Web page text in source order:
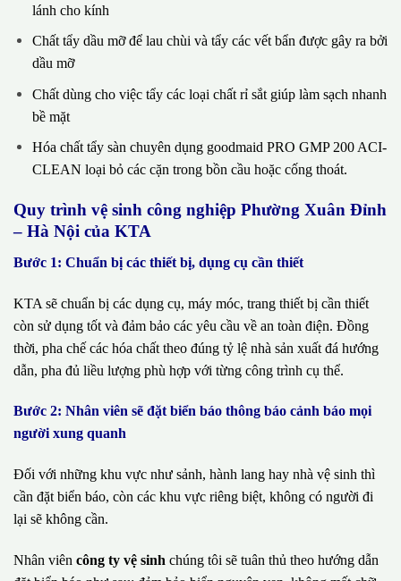
lánh cho kính
Chất tẩy dầu mỡ để lau chùi và tẩy các vết bẩn được gây ra bởi
dầu mỡ
Chất dùng cho việc tẩy các loại chất rỉ sắt giúp làm sạch nhanh
bề mặt
Hóa chất tẩy sàn chuyên dụng goodmaid PRO GMP 200 ACI-
CLEAN loại bỏ các cặn trong bồn cầu hoặc cống thoát.
Quy trình vệ sinh công nghiệp Phường Xuân Đỉnh
– Hà Nội của KTA
Bước 1: Chuẩn bị các thiết bị, dụng cụ cần thiết
KTA sẽ chuẩn bị các dụng cụ, máy móc, trang thiết bị cần thiết
còn sử dụng tốt và đảm bảo các yêu cầu về an toàn điện. Đồng
thời, pha chế các hóa chất theo đúng tỷ lệ nhà sản xuất đá hướng
dẫn, pha đủ liều lượng phù hợp với từng công trình cụ thể.
Bước 2: Nhân viên sẽ đặt biển báo thông báo cảnh báo mọi
người xung quanh
Đối với những khu vực như sảnh, hành lang hay nhà vệ sinh thì
cần đặt biển báo, còn các khu vực riêng biệt, không có người đi
lại sẽ không cần.
Nhân viên công ty vệ sinh chúng tôi sẽ tuân thủ theo hướng dẫn